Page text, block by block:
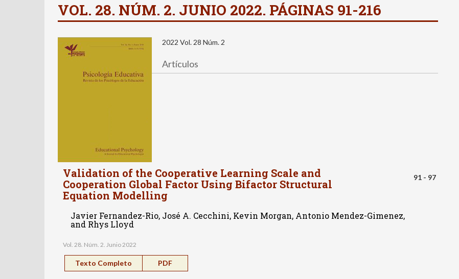
VOL. 28. NÚM. 2. JUNIO 2022. PÁGINAS 91-216
2022 Vol. 28 Núm. 2
Artículos
Validation of the Cooperative Learning Scale and
Cooperation Global Factor Using Bifactor Structural
Equation Modelling
91 - 97
Javier Fernandez-Rio, José A. Cecchini, Kevin Morgan, Antonio Mendez-Gimenez,
and Rhys Lloyd
Vol. 28. Núm. 2. Junio 2022
Texto Completo PDF
Piaget